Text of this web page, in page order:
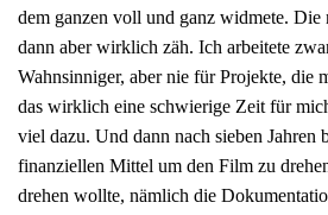
dem ganzen voll und ganz widmete. Die
dann aber wirklich zäh. Ich arbeitete
Wahnsinniger, aber nie für Projekte, die
das wirklich eine schwierige Zeit für
viel dazu. Und dann nach sieben Jahren
finanziellen Mittel um den Film zu
drehen wollte, nämlich die